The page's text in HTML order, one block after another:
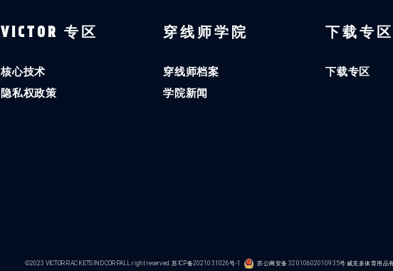
VICTOR 专区
核心技术
隐私权政策
穿线师学院
穿线师档案
学院新闻
下载专区
下载专区
©2023 VICTOR RACKETS IND CORP.ALL right reserved.苏ICP备2021031026号-1 苏公网安备 32010602010935号 威克多体育用